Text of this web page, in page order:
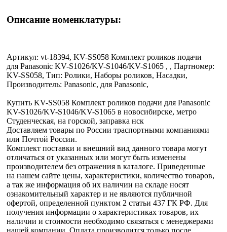
Описание номенклатуры:
Артикул: vt-18394, KV-SS058 Комплект роликов подачи
для Panasonic KV-S1026/KV-S1046/KV-S1065 , , Партномер:
KV-SS058, Тип: Ролики, Наборы роликов, Насадки,
Производитель: Panasonic, для Panasonic,
Купить KV-SS058 Комплект роликов подачи для Panasonic
KV-S1026/KV-S1046/KV-S1065 в новосибирске, метро
Студенческая, на горской, заправка нск
Доставляем товары по России траспортными компаниями
или Почтой России.
Комплект поставки и внешний вид данного товара могут
отличаться от указанных или могут быть изменены
производителем без отражения в каталоге. Приведенные
на нашем сайте цены, характеристики, количество товаров,
а так же информация об их наличии на складе носят
ознакомительный характер и не являются публичной
офертой, определенной пунктом 2 статьи 437 ГК РФ. Для
получения информации о характеристиках товаров, их
наличии и стоимости необходимо связаться с менеджерами